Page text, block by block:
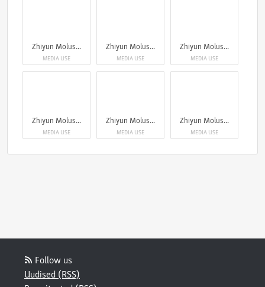
Zhiyun Molus G300
MEDIA USE
Zhiyun Molus G300
MEDIA USE
Zhiyun Molus G300
MEDIA USE
Zhiyun Molus G300
MEDIA USE
Zhiyun Molus G300
MEDIA USE
Zhiyun Molus G300
MEDIA USE
Follow us
Uudised (RSS)